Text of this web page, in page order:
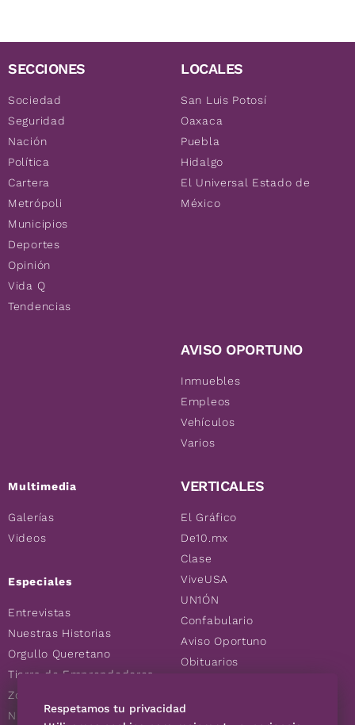
SECCIONES
Sociedad
Seguridad
Nación
Política
Cartera
Metrópoli
Municipios
Deportes
Opinión
Vida Q
Tendencias
Multimedia
Galerías
Videos
Especiales
Entrevistas
Nuestras Historias
Orgullo Queretano
Tierra de Emprendedores
Zoociales
Nuevos Queretanos
LOCALES
San Luis Potosí
Oaxaca
Puebla
Hidalgo
El Universal Estado de
México
AVISO OPORTUNO
Inmuebles
Empleos
Vehículos
Varios
VERTICALES
El Gráfico
De10.mx
Clase
ViveUSA
UN1ÓN
Confabulario
Aviso Oportuno
Obituarios
Consultas
Respetamos tu privacidad